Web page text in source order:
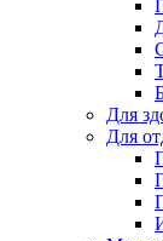
Для
Для